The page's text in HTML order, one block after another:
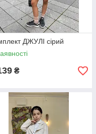
ДЖУЛІ сірий
₴